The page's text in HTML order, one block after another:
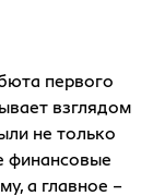
первого
взглядом
не только
финансовые
а главное –